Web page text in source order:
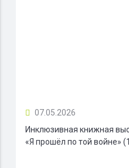
07.05.2026
Инклюзивная книжная
«Я прошёл по той войне»